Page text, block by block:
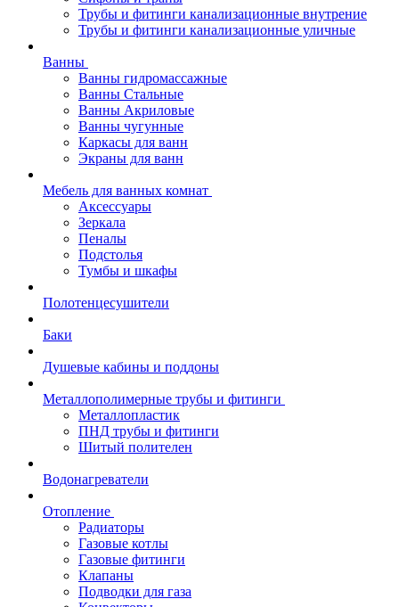
Трубы и фитинги канализационные внутрение
Трубы и фитинги канализационные уличные
Ванны
Ванны гидромассажные
Ванны Стальные
Ванны Акриловые
Ванны чугунные
Каркасы для ванн
Экраны для ванн
Мебель для ванных комнат
Аксессуары
Зеркала
Пеналы
Подстолья
Тумбы и шкафы
Полотенцесушители
Баки
Душевые кабины и поддоны
Металлополимерные трубы и фитинги
Металлопластик
ПНД трубы и фитинги
Шитый полителен
Водонагреватели
Отопление
Радиаторы
Газовые котлы
Газовые фитинги
Клапаны
Подводки для газа